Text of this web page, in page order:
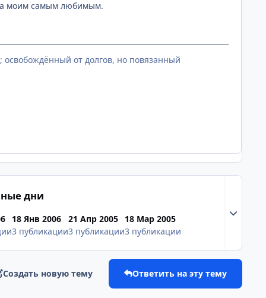
моим самым любимым.
освобождённый от долгов, но повязанный
дни
18 Янв 2006
3 публикации
21 Апр 2005
3 публикации
18 Мар 2005
3 публикации
Создать новую тему Ответить на эту тему